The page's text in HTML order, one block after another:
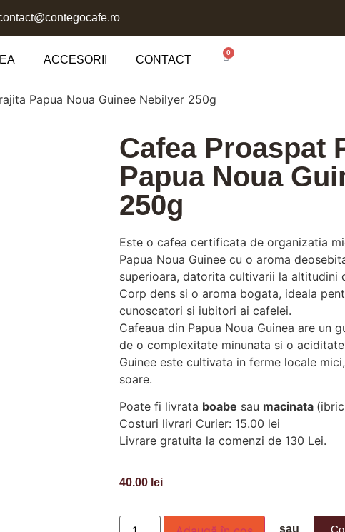
ACCESORII CONTACT
0
Papua Noua Guinee Nebilyer 250g
Cafea Proaspat
Papua Noua
250g
Este o cafea certificata de organizatia
Papua Noua Guinee cu o aroma
superioara, datorita cultivarii la altitudini
Corp dens si o aroma bogata, ideala
cunoscatori si iubitori ai cafelei.
Cafeaua din Papua Noua Guinea are un
de o complexitate minunata si o
Guinee este cultivata in ferme locale
soare.
Poate fi livrata boabe sau macinata
Costuri livrari Curier: 15.00 lei
Livrare gratuita la comenzi de 130 Lei.
40.00 lei
sau